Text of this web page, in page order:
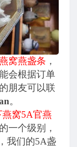
窝燕盏条 ，
会根据订单
朋友可以联
。
窝5A官燕
一个级别，
我们的5A盏